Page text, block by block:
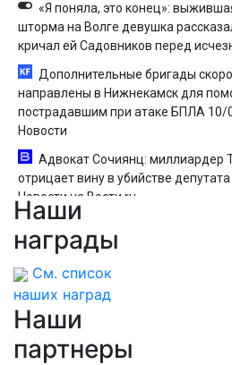
«Я поняла, это конец»:
шторма на Волге девушка
кричал ей Садовников перед
Дополнительные бригады
направлены в Нижнекамск для
пострадавшим при атаке БПЛА 10/
Новости
Адвокат Сочиянц: миллиардер
отрицает вину в убийстве
Новости на Вести.ru
«конкуренте борщевика» в России
Наши
награды
См. список
наших наград
Наши
партнеры